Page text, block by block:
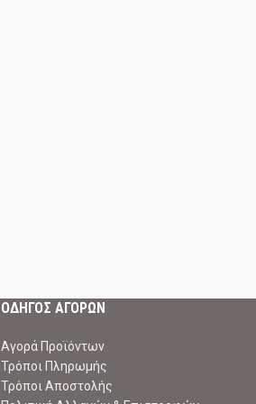
ΟΔΗΓΟΣ ΑΓΟΡΩΝ
Αγορά Προϊόντων
Τρόποι Πληρωμής
Τρόποι Αποστολής